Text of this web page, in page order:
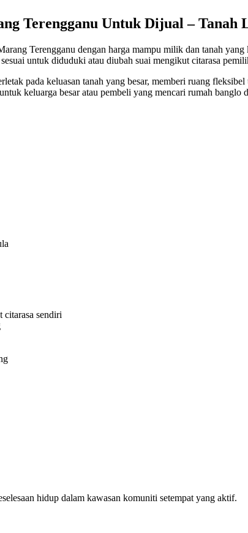
Terengganu Untuk Dijual – Tanah
Terengganu dengan harga mampu milik dan tanah
untuk diduduki atau diubah suai mengikut citarasa
pada keluasan tanah yang besar, memberi ruang
keluarga besar atau pembeli yang mencari rumah
citarasa sendiri
hidup dalam kawasan komuniti setempat yang aktif.